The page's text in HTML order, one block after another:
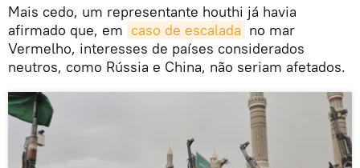
Mais cedo, um representante houthi já havia
afirmado que, em caso de escalada no mar
Vermelho, interesses de países considerados
neutros, como Rússia e China, não seriam afetados.